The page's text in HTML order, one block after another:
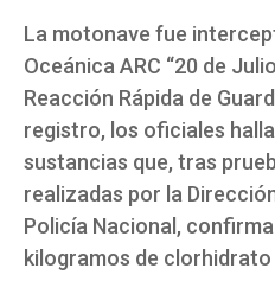
La motonave fue
Oceánica ARC “20 de
Reacción Rápida de
registro, los oficiales
sustancias que, tras
realizadas por la
Policía Nacional,
kilogramos de clorhidrato